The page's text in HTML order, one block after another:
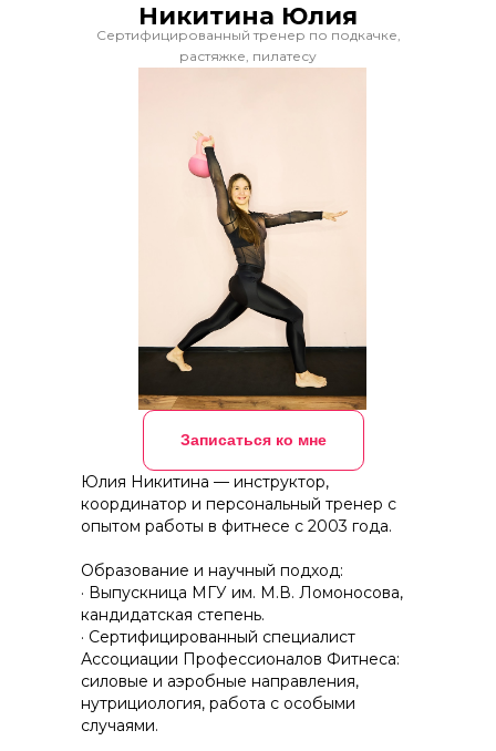
Сертифицированный тренер по подкачке,
растяжке, пилатесу
Никитина Юлия
Юлия Никитина — инструктор,
координатор и персональный тренер с
опытом работы в фитнесе с 2003 года.
Образование и научный подход:
· Выпускница МГУ им. М.В. Ломоносова,
кандидатская степень.
· Сертифицированный специалист
Ассоциации Профессионалов Фитнеса:
силовые и аэробные направления,
нутрициология, работа с особыми
случаями.
Записаться ко мне